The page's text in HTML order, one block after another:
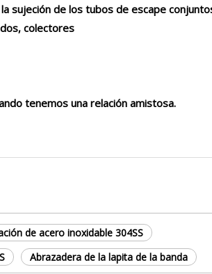
sujeción de los tubos de escape
colectores
tenemos una relación amistosa.
de acero inoxidable 304SS
Abrazadera de la lapita de la banda